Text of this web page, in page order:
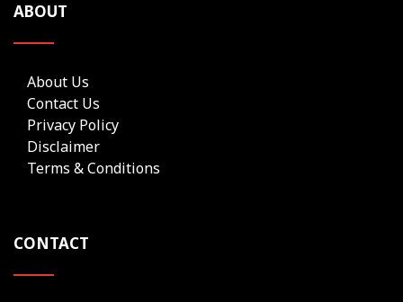
ABOUT
About Us
Contact Us
Privacy Policy
Disclaimer
Terms & Conditions
CONTACT